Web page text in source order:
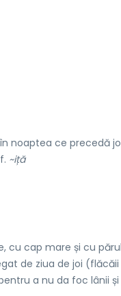
noaptea ce precedă
~iță
cu cap mare și cu părul
de ziua de joi (flăcăii
a nu da foc lânii și